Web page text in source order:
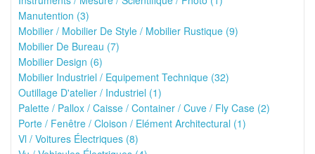
Manutention (3)
Mobilier / Mobilier De Style / Mobilier Rustique (9)
Mobilier De Bureau (7)
Mobilier Design (6)
Mobilier Industriel / Equipement Technique (32)
Outillage D'atelier / Industriel (1)
Palette / Pallox / Caisse / Container / Cuve / Fly Case (2)
Porte / Fenêtre / Cloison / Elément Architectural (1)
Vl / Voitures Électriques (8)